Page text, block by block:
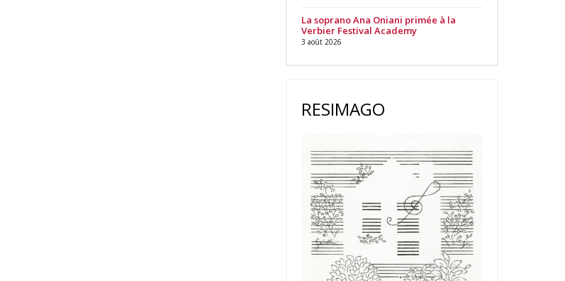
La soprano Ana Oniani primée à la
Verbier Festival Academy
3 août 2026
RESIMAGO